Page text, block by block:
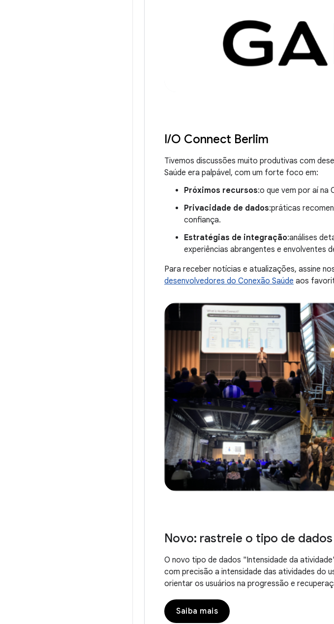
I/O Connect Berlim
Tivemos discussões muito produtivas com
Saúde era palpável, com um forte foco em:
Próximos recursos:o que vem por aí na
Privacidade de dados:práticas
confiança.
Estratégias de integração:análises
experiências abrangentes e envolventes
Para receber notícias e atualizações, assine
desenvolvedores do Conexão Saúde aos
Novo: rastreie o tipo de
O novo tipo de dados "Intensidade da
com precisão a intensidade das atividades do
orientar os usuários na progressão e
Saiba mais